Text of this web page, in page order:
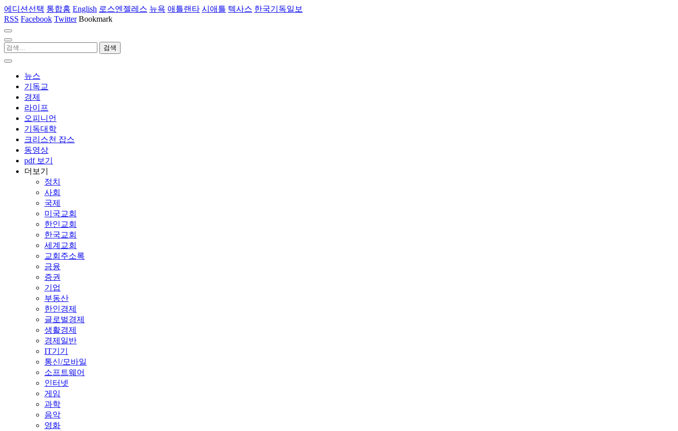
에디션선택 통합홈 English 로스엔젤레스 뉴욕 애틀랜타 시애틀 텍사스 한국기독일보
RSS Facebook Twitter Bookmark
뉴스
기독교
경제
라이프
오피니언
기독대학
크리스천 잡스
동영상
pdf 보기
더보기
정치
사회
국제
미국교회
한인교회
한국교회
세계교회
교회주소록
금융
증권
기업
부동산
한인경제
글로벌경제
생활경제
경제일반
IT기기
통신/모바일
소프트웨어
인터넷
게임
과학
음악
영화